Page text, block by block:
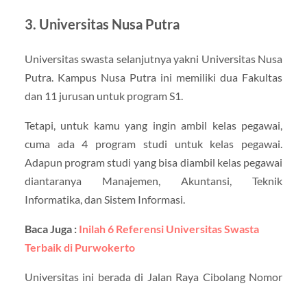
3. Universitas Nusa Putra
Universitas swasta selanjutnya yakni Universitas Nusa
Putra. Kampus Nusa Putra ini memiliki dua Fakultas
dan 11 jurusan untuk program S1.
Tetapi, untuk kamu yang ingin ambil kelas pegawai,
cuma ada 4 program studi untuk kelas pegawai.
Adapun program studi yang bisa diambil kelas pegawai
diantaranya Manajemen, Akuntansi, Teknik
Informatika, dan Sistem Informasi.
Baca Juga : Inilah 6 Referensi Universitas Swasta
Terbaik di Purwokerto
Universitas ini berada di Jalan Raya Cibolang Nomor